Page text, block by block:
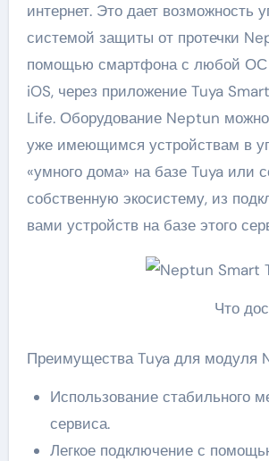
интернет. Это дает возможность
системой защиты от протечки
помощью смартфона с любой
iOS, через приложение Tuya
Life. Оборудование Neptun
уже имеющимся устройствам в
«умного дома» на базе Tuya или
собственную экосистему, из
вами устройств на базе этого
Что
Преимущества Tuya для модуля
Использование стабильного
сервиса.
Легкое подключение с